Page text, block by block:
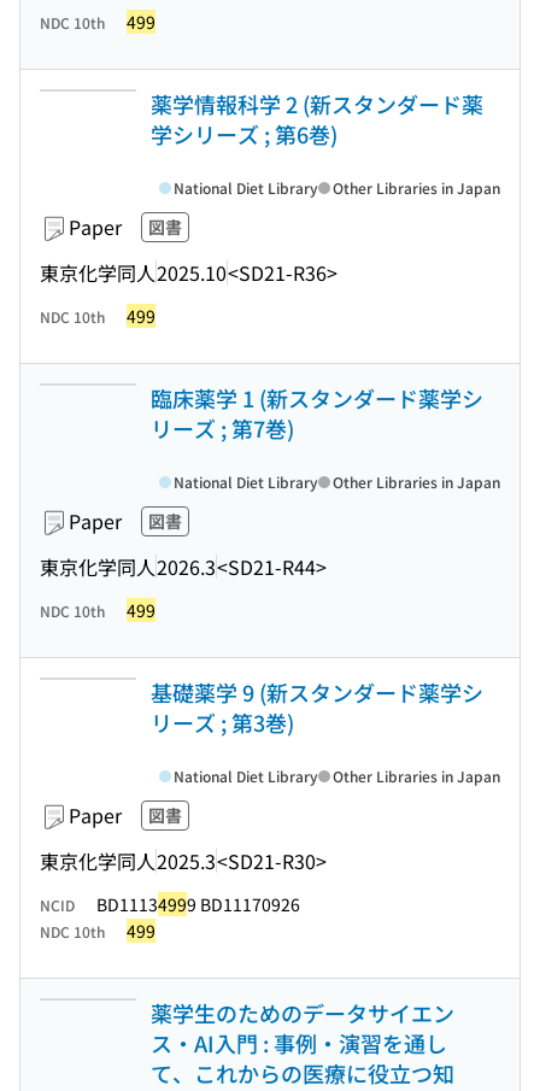
NDC 10th 499
薬学情報科学 2 (新スタンダード薬
学シリーズ ; 第6巻)
Paper 図書
東京化学同人2025.10<SD21-R36>
National Diet Library Other Libraries in Japan
NDC 10th 499
臨床薬学 1 (新スタンダード薬学シ
リーズ ; 第7巻)
Paper 図書
東京化学同人2026.3<SD21-R44>
National Diet Library Other Libraries in Japan
NDC 10th 499
基礎薬学 9 (新スタンダード薬学シ
リーズ ; 第3巻)
Paper 図書
東京化学同人2025.3<SD21-R30>
National Diet Library Other Libraries in Japan
NCID BD11134999 BD11170926
NDC 10th 499
薬学生のためのデータサイエン
ス・AI入門 : 事例・演習を通し
て、これからの医療に役立つ知